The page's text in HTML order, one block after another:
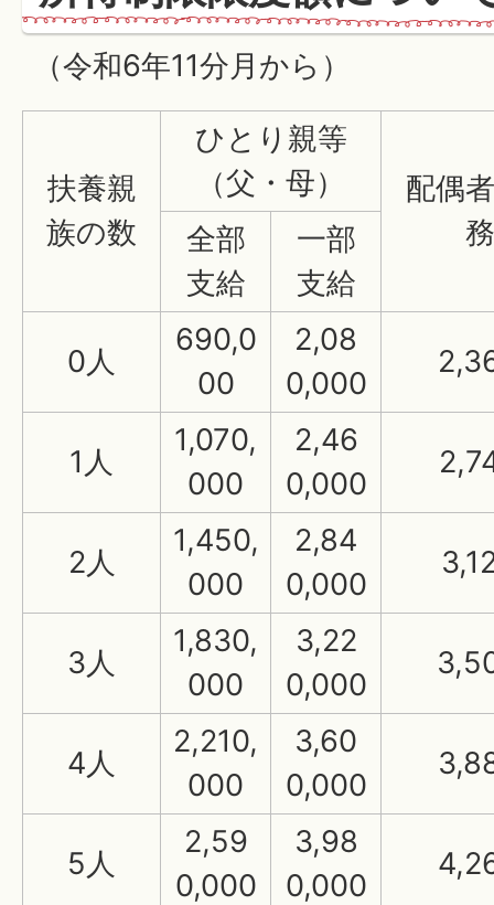
（令和6年11分月から）
扶養親
族の数
ひとり親等
（父・母）
配偶
全部
支給
一部
支給
0人
690,0
00
2,08
0,000
1人
1,070,
000
2,46
0,000
2人
1,450,
000
2,84
0,000
3人
1,830,
000
3,22
0,000
4人
2,210,
000
3,60
0,000
5人
2,59
0,000
3,98
0,000